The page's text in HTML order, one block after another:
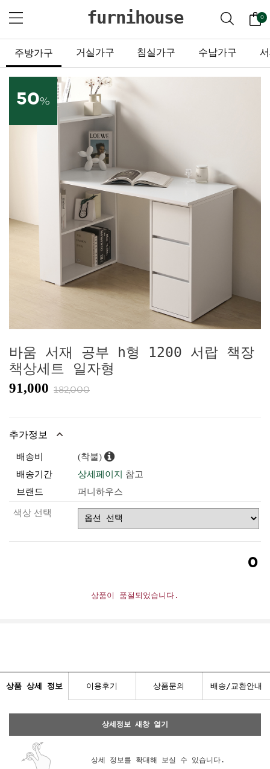
0
furnihouse
주방가구 거실가구 침실가구 수납가구
50%
바움 서재 공부 h형 1200 서랍 책장
책상세트 일자형
91,000 182,000
추가정보
배송비 (착불)
배송기간 상세페이지 참고
브랜드 퍼니하우스
색상 선택
0
상품이 품절되었습니다.
상품 상세 정보 이용후기 상품문의 배송/교환안내
상세정보 새창 열기
상세 정보를 확대해 보실 수 있습니다.